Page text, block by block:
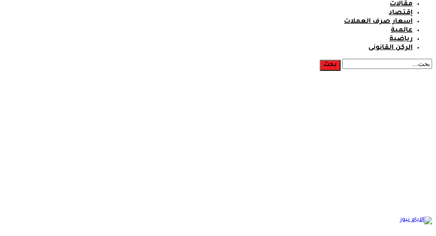
مقالات
إقتصاد
اسعار صرف العملات
عالمية
رياضية
الركن القانونى